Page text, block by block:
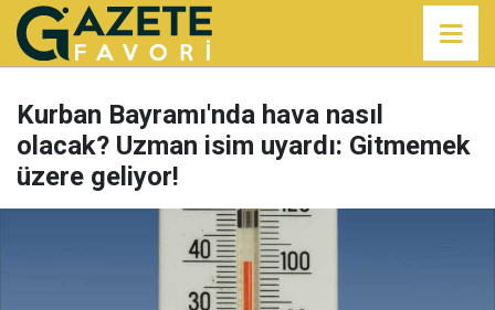
Kurban Bayramı'nda hava nasıl
olacak? Uzman isim uyardı: Gitmemek
üzere geliyor!